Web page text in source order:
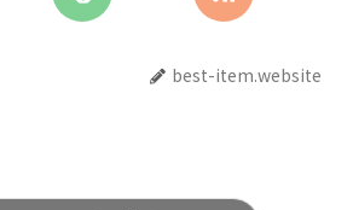
best-item.website